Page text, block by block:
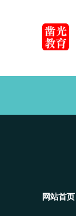
网站首页